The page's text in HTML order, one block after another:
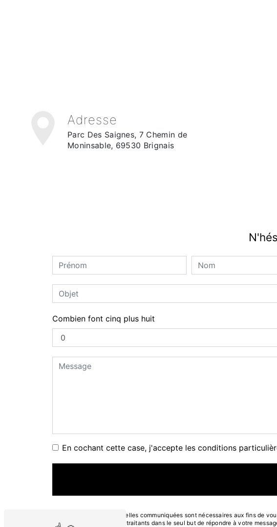
Adresse
Parc Des Saignes, 7 Chemin de
Moninsable, 69530 Brignais
Combien font cinq plus huit
En cochant cette case, j'accepte les conditions
** Les données personnelles communiquées sont nécessaires aux fins de
Convention et ses sous-traitants dans le seul but de répondre à votre